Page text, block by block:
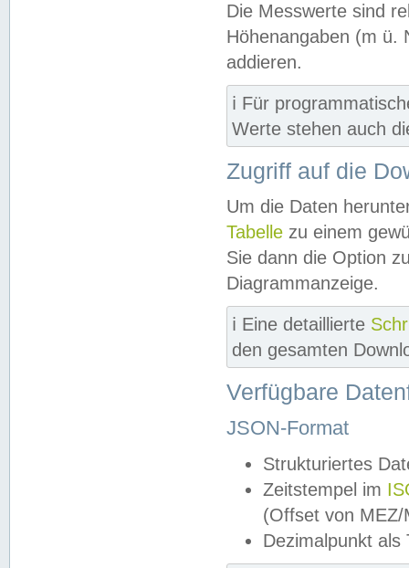
Die Messwerte sind
Höhenangaben (m ü.
addieren.
ℹ️ Für
Werte stehen auch
Zugriff auf die
Um die Daten
Tabelle zu einem
Sie dann die Option
Diagrammanzeige.
ℹ️ Eine detaillierte
den gesamten
Verfügbare
JSON-Format
Strukturiertes
Zeitstempel im
(Offset von MEZ/
Dezimalpunkt als